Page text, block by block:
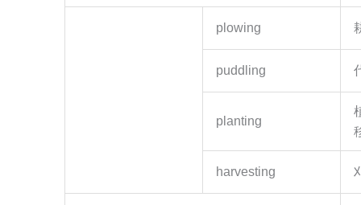
plowing
puddling
planting
harvesting